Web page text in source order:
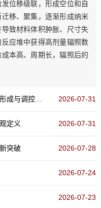
位移级联，形成空位和自
移、聚集，逐渐形成纳米
致材料体积肿胀、尺寸失
应堆中获得高剂量辐照数
本高、周期长，辐照后的
2026-07-31
定义 2026-07-31
突破 2026-07-28
2026-07-24
2026-07-23